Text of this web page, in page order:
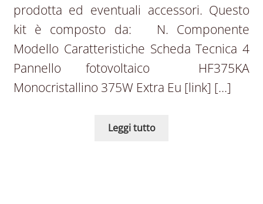
prodotta ed eventuali accessori. Questo
kit è composto da: N. Componente
Modello Caratteristiche Scheda Tecnica 4
Pannello fotovoltaico HF375KA
Monocristallino 375W Extra Eu [link] […]
Leggi tutto